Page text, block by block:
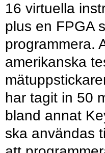
16 virtuella
plus en FPGA
programmera.
amerikanska
har tagit in 50
bland annat
ska användas